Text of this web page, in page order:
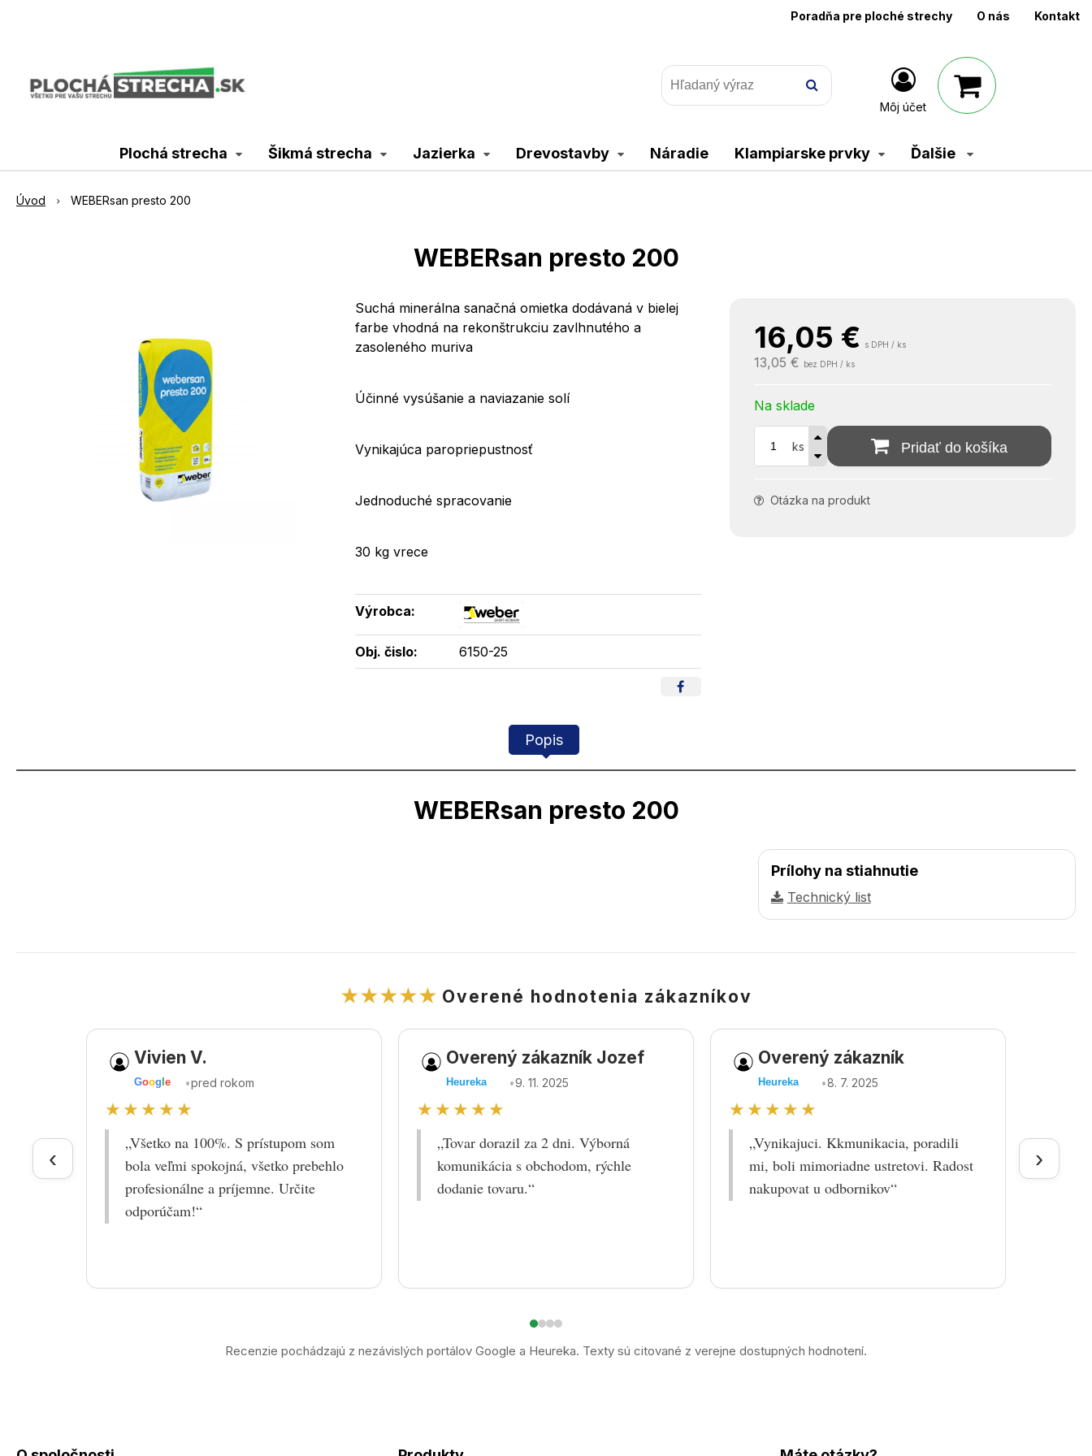
Poradňa pre ploché strechy O nás Kontakt
Môj účet
Plochá strecha Šikmá strecha Jazierka Drevostavby Náradie Klampiarske prvky Ďalšie
Úvod WEBERsan presto 200
WEBERsan presto 200
16,05 € s DPH / ks
13,05 € bez DPH / ks
Na sklade
ks Pridať do košíka
Otázka na produkt
Suchá minerálna sanačná omietka dodávaná v bielej
farbe vhodná na rekonštrukciu zavlhnutého a
zasoleného muriva
Účinné vysúšanie a naviazanie solí
Vynikajúca paropriepustnosť
Jednoduché spracovanie
30 kg vrece
Výrobca:
Obj. čislo: 6150-25
Popis
WEBERsan presto 200
Prílohy na stiahnutie
Technický list
★★★★★ Overené hodnotenia zákazníkov
‹
Vivien V.
Goog le •pred rokom
★★★★★
„Všetko na 100%. S prístupom som
bola veľmi spokojná, všetko prebehlo
profesionálne a príjemne. Určite
odporúčam!“
Overený zákazník Jozef
Heureka •9. 11. 2025
★★★★★
„Tovar dorazil za 2 dni. Výborná
komunikácia s obchodom, rýchle
dodanie tovaru.“
Overený zákazník
Heureka •8. 7. 2025
★★★★★
„Vynikajuci. Kkmunikacia, poradili
mi, boli mimoriadne ustretovi. Radost
nakupovat u odbornikov“
›
Recenzie pochádzajú z nezávislých portálov Google a Heureka. Texty sú citované z verejne dostupných hodnotení.